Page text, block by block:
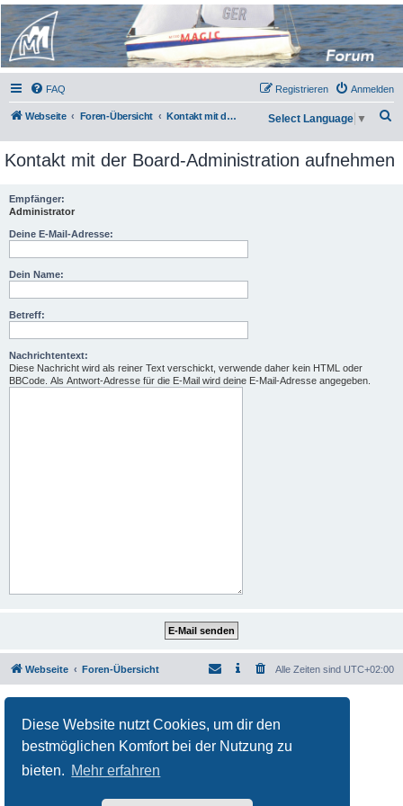
Diese Website nutzt Cookies, um dir den
bestmöglichen Komfort bei der Nutzung zu
bieten. Mehr erfahren
Micro Magic Forum
Deutschland
FAQ Anmelden
Registrieren
Webseite Foren-Übersicht Kontakt mit der Board-Administration aufnehmen
c
Select Language ▼
Kontakt mit der Board-Administration aufnehmen
Empfänger:
Administrator
Deine E-Mail-Adresse:
Dein Name:
Betreff:
Nachrichtentext:
Diese Nachricht wird als reiner Text verschickt, verwende daher kein HTML oder
BBCode. Als Antwort-Adresse für die E-Mail wird deine E-Mail-Adresse angegeben.
Webseite Foren-Übersicht Alle Zeiten sind UTC+02:00
Deutsche Übersetzung durchphpBB.de
Nutzungsbedingungen